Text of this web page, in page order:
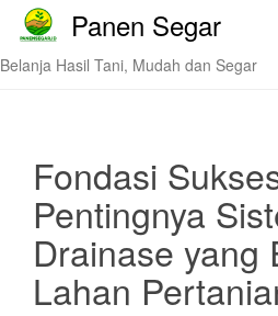
Panen Segar
Belanja Hasil Tani, Mudah dan Segar
Fondasi
Pentingnya
Drainase yang
Lahan